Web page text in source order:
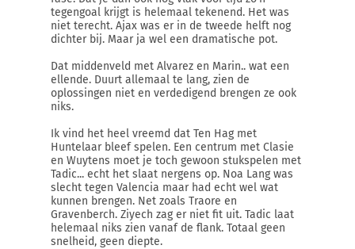
tegengoal krijgt is helemaal tekenend. Het was
niet terecht. Ajax was er in de tweede helft nog
dichter bij. Maar ja wel een dramatische pot.
Dat middenveld met Alvarez en Marin.. wat een
ellende. Duurt allemaal te lang, zien de
oplossingen niet en verdedigend brengen ze ook
niks.
Ik vind het heel vreemd dat Ten Hag met
Huntelaar bleef spelen. Een centrum met Clasie
en Wuytens moet je toch gewoon stukspelen met
Tadic... echt het slaat nergens op. Noa Lang was
slecht tegen Valencia maar had echt wel wat
kunnen brengen. Net zoals Traore en
Gravenberch. Ziyech zag er niet fit uit. Tadic laat
helemaal niks zien vanaf de flank. Totaal geen
snelheid, geen diepte.